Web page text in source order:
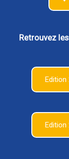
Retrouvez